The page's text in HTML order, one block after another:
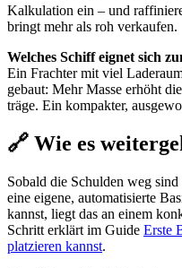
Kalkulation ein – und
bringt mehr als roh verkaufen.
Welches Schiff eignet sich
Ein Frachter mit viel
gebaut: Mehr Masse erhöht
träge. Ein kompakter,
🔗 Wie es
Sobald die Schulden weg
eine eigene, automatisierte
kannst, liegt das an einem
Schritt erklärt im Guide Erste
platzieren kannst.